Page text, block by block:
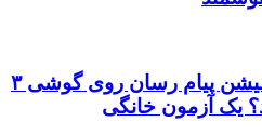
آیا خاموش کردن انیمیشن پیام رسان روی گوشی ۳
یک آزمون خانگی